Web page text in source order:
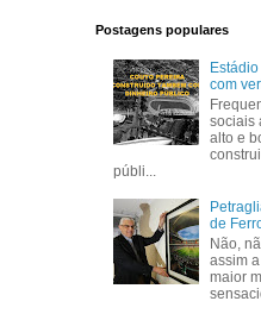
Postagens populares
com
sociais
alto e
públi...
de
Não,
assim
maior